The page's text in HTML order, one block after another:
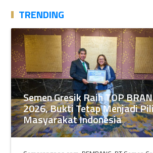
TRENDING
Semen Gresik Raih TOP
2026, Bukti Tetap Menjadi
Masyarakat Indonesia